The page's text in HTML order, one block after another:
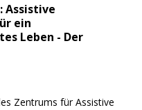
Assistive
ein
Leben - Der
Zentrums für Assistive